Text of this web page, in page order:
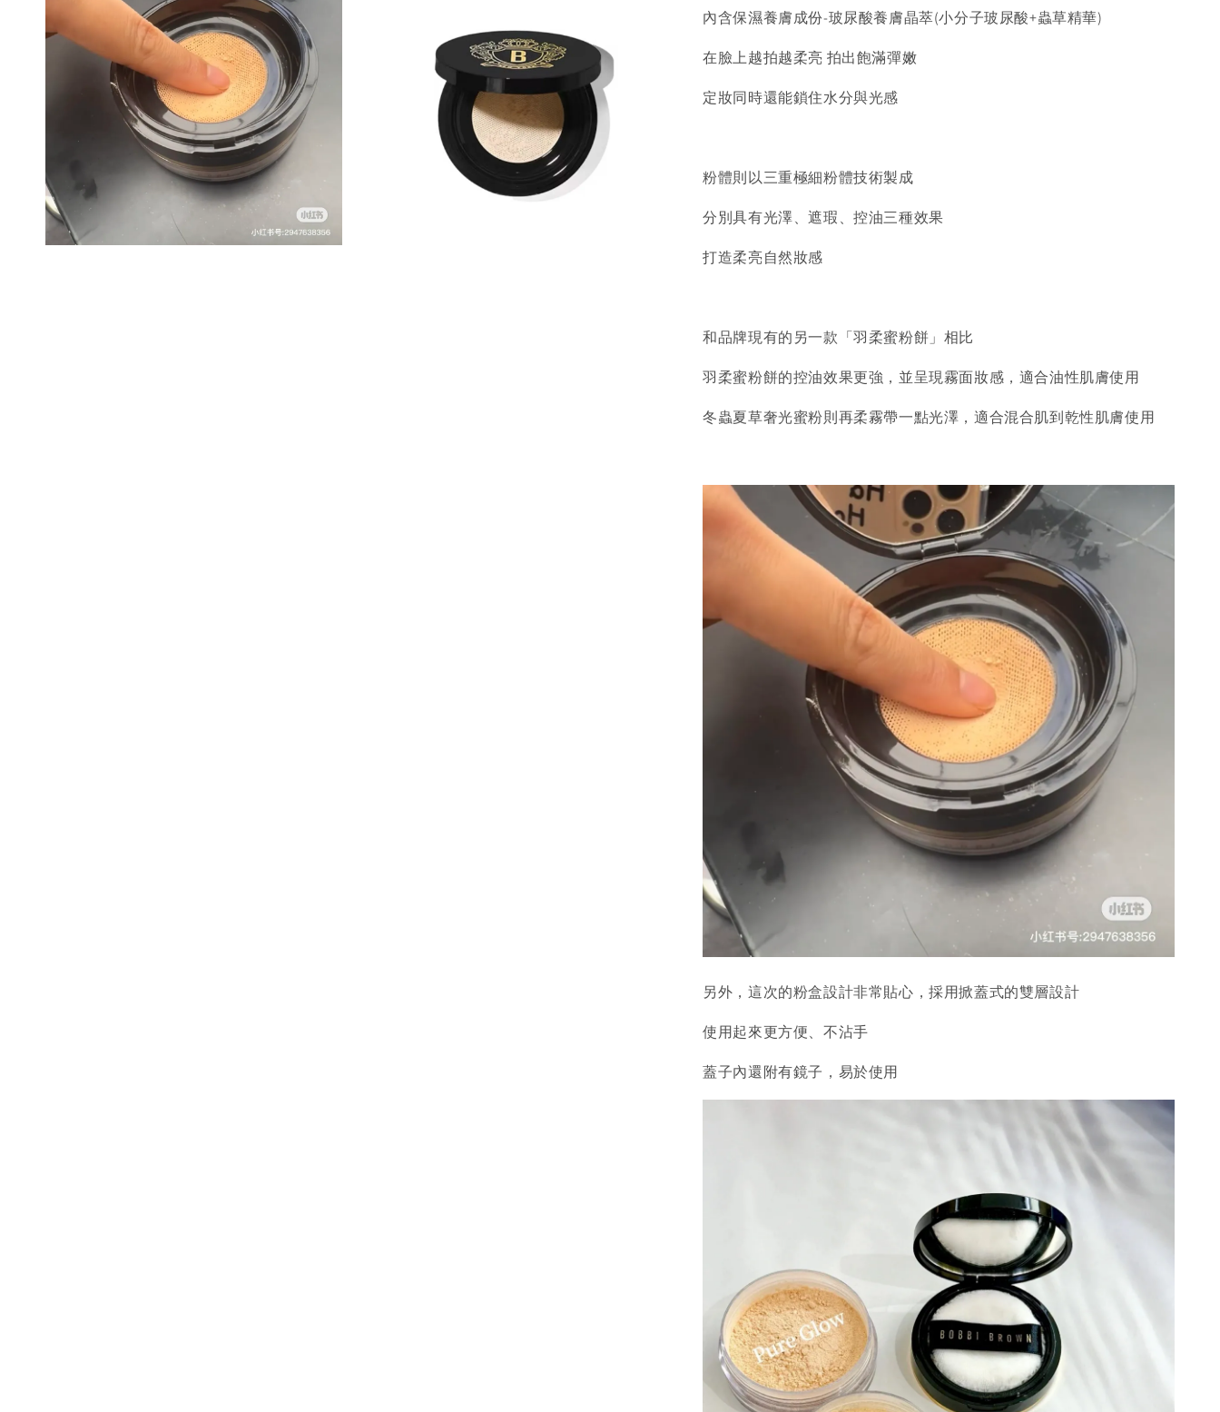
內含保濕養膚成份-玻尿酸養膚晶萃(小分子玻尿酸+蟲草精華)
在臉上越拍越柔亮 拍出飽滿彈嫩
定妝同時還能鎖住水分與光感
粉體則以三重極細粉體技術製成
分別具有光澤、遮瑕、控油三種效果
打造柔亮自然妝感
和品牌現有的另一款「羽柔蜜粉餅」相比
羽柔蜜粉餅的控油效果更強，並呈現霧面妝感，適合油性肌膚使用
冬蟲夏草奢光蜜粉則再柔霧帶一點光澤，適合混合肌到乾性肌膚使用
另外，這次的粉盒設計非常貼心，採用掀蓋式的雙層設計
使用起來更方便、不沾手
蓋子內還附有鏡子，易於使用